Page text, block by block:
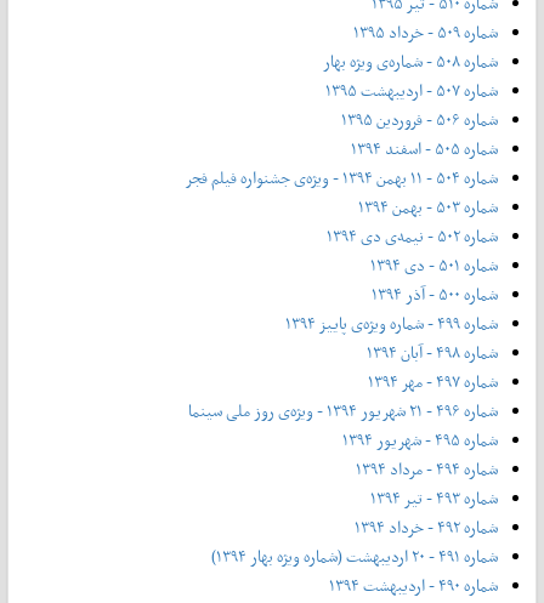
شماره ۵۰۹ - خرداد ۱۳۹۵
شماره ۵۰۸ - شماره‌ی ویژه بهار
شماره ۵۰۷ - اردیبهشت ۱۳۹۵
شماره ۵۰۶ - فروردین ۱۳۹۵
شماره ۵۰۵ - اسفند ۱۳۹۴
شماره ۵۰۴ - ۱۱ بهمن ۱۳۹۴ - ویژه‌ی جشنواره فیلم فجر
شماره ۵۰۳ - بهمن ۱۳۹۴
شماره ۵۰۲ - نیمه‌ی دی ۱۳۹۴
شماره ۵۰۱ - دی ۱۳۹۴
شماره ۵۰۰ - آذر ۱۳۹۴
شماره ۴۹۹ - شماره ویژه‌ی پاییز ۱۳۹۴
شماره ۴۹۸ - آبان ۱۳۹۴
شماره ۴۹۷ - مهر ۱۳۹۴
شماره ۴۹۶ - ۲۱ شهریور ۱۳۹۴ - ویژه‌ی روز ملی سینما
شماره ۴۹۵ - شهریور ۱۳۹۴
شماره ۴۹۴ - مرداد ۱۳۹۴
شماره ۴۹۳ - تیر ۱۳۹۴
شماره ۴۹۲ - خرداد ۱۳۹۴
شماره ۴۹۱ - ۲۰ اردیبهشت (شماره ویژه بهار ۱۳۹۴)
شماره ۴۹۰ - اردیبهشت ۱۳۹۴